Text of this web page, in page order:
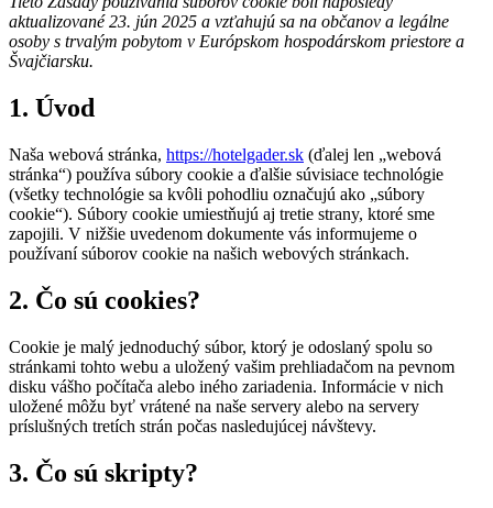
aktualizované 23. jún 2025 a vzťahujú sa na občanov a legálne
osoby s trvalým pobytom v Európskom hospodárskom priestore a
Švajčiarsku.
1. Úvod
Naša webová stránka, https://hotelgader.sk (ďalej len „webová
stránka“) používa súbory cookie a ďalšie súvisiace technológie
(všetky technológie sa kvôli pohodliu označujú ako „súbory
cookie“). Súbory cookie umiestňujú aj tretie strany, ktoré sme
zapojili. V nižšie uvedenom dokumente vás informujeme o
používaní súborov cookie na našich webových stránkach.
2. Čo sú cookies?
Cookie je malý jednoduchý súbor, ktorý je odoslaný spolu so
stránkami tohto webu a uložený vašim prehliadačom na pevnom
disku vášho počítača alebo iného zariadenia. Informácie v nich
uložené môžu byť vrátené na naše servery alebo na servery
príslušných tretích strán počas nasledujúcej návštevy.
3. Čo sú skripty?